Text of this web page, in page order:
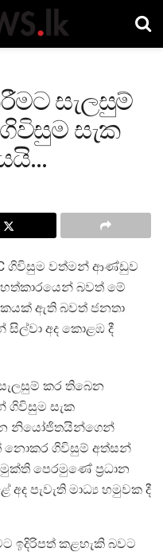
සැලසුම්
සැක
ගිවිසුම වත්මන් ආණ්ඩුව
බවත් මේ
ඇති බවත් ජනතා
අද කොළඹ දී
කර තිබෙන
ගිවිසුම සැක
නියෝජිතයින්ගෙන්
නොකර ගිවිසුම් අත්සන්
පෙරමුණේ ප්‍රධාන
පැවැති මාධ්‍ය හමුවක දී
ඉදිරිපත් කළහැකි බවට